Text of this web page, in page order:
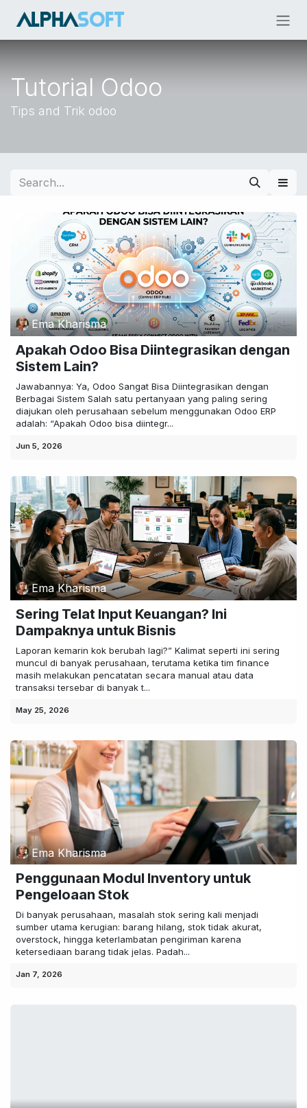
Tutorial Odoo
Tips and Trik odoo
Ema Kharisma
Apakah Odoo Bisa Diintegrasikan dengan
Sistem Lain?
Jawabannya: Ya, Odoo Sangat Bisa Diintegrasikan dengan
Berbagai Sistem Salah satu pertanyaan yang paling sering
diajukan oleh perusahaan sebelum menggunakan Odoo ERP
adalah: “Apakah Odoo bisa diintegr...
Jun 5, 2026
Ema Kharisma
Sering Telat Input Keuangan? Ini
Dampaknya untuk Bisnis
Laporan kemarin kok berubah lagi?” Kalimat seperti ini sering
muncul di banyak perusahaan, terutama ketika tim finance
masih melakukan pencatatan secara manual atau data
transaksi tersebar di banyak t...
May 25, 2026
Ema Kharisma
Penggunaan Modul Inventory untuk
Pengeloaan Stok
Di banyak perusahaan, masalah stok sering kali menjadi
sumber utama kerugian: barang hilang, stok tidak akurat,
overstock, hingga keterlambatan pengiriman karena
ketersediaan barang tidak jelas. Padah...
Jan 7, 2026